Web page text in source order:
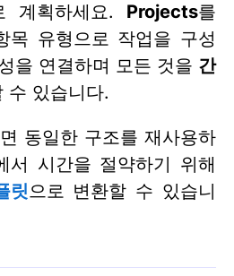
계획하세요. Projects를
목 유형으로 작업을 구성
을 연결하며 모든 것을 간
수 있습니다.
동일한 구조를 재사용하
서 시간을 절약하기 위해
릿으로 변환할 수 있습니